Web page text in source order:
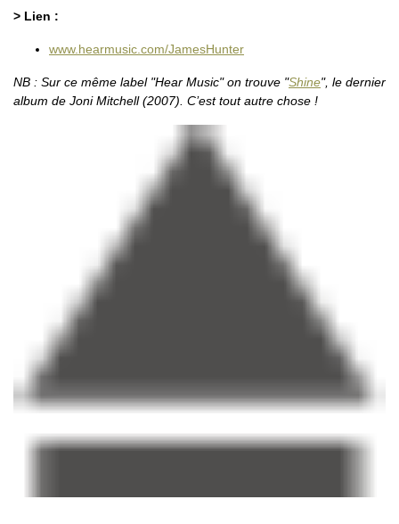
> Lien :
www.hearmusic.com/JamesHunter
NB : Sur ce même label "Hear Music" on trouve "Shine", le dernier
album de Joni Mitchell (2007). C’est tout autre chose !